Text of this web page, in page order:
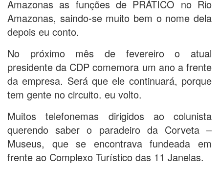
Amazonas as funções de PRÁTICO no Rio
Amazonas, saindo-se muito bem o nome dela
depois eu conto.
No próximo mês de fevereiro o atual
presidente da CDP comemora um ano a frente
da empresa. Será que ele continuará, porque
tem gente no circuito. eu volto.
Muitos telefonemas dirigidos ao colunista
querendo saber o paradeiro da Corveta –
Museus, que se encontrava fundeada em
frente ao Complexo Turístico das 11 Janelas.